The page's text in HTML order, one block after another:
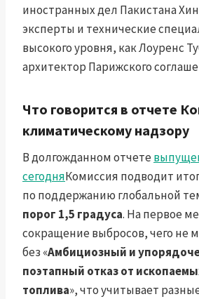
иностранных дел Пакистана
эксперты и технические
высокого уровня, как Лоуренс
архитектор Парижского
Что говорится в отчете
климатическому надзору
В долгожданном отчете
сегодняКомиссия подводит
по поддержанию глобальной
порог 1,5 градуса. На первое
сокращение выбросов, чего не
без «Амбициозный и
поэтапный отказ от
топлива», что учитывает